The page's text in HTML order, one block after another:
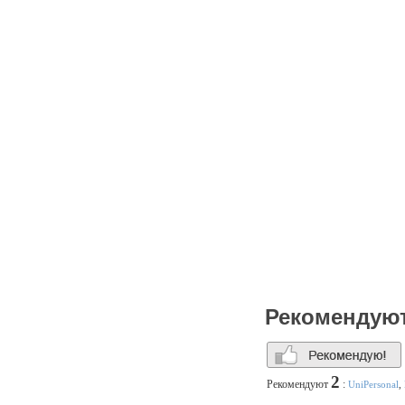
Посетите Царьград один
Рекомендуют 2 : UniPersonal